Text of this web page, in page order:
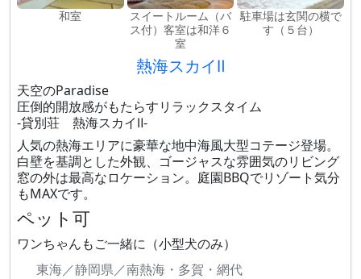
和室
スイートルーム（バ
ス付）客室は和洋６
室
駐車場は玄関の横で
す（５台）
熱海スカイⅡ
天空のParadise
圧倒的開放感がもたらすリラックスタイム
-貸別荘 熱海スカイⅡ-
人気の熱海エリアに豪華な地中海風大型コテージ登場。
白壁を基調とした外観、ゴージャスな雰囲気のリビング
窓の外は最高なロケーション。庭園BBQでリゾート気分
もMAXです。
ペット可
ワンちゃんもご一緒に（小型犬のみ）
東海／静岡県／南熱海・多賀・網代